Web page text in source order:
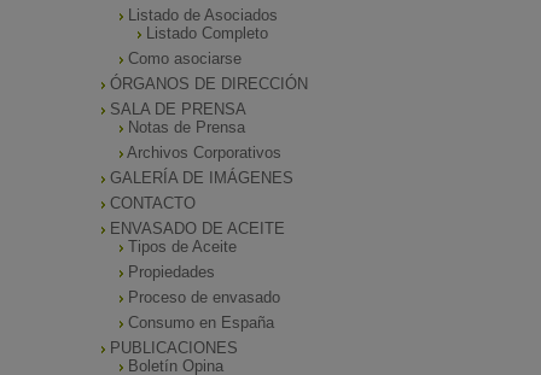
Listado de Asociados
Listado Completo
Como asociarse
ÓRGANOS DE DIRECCIÓN
SALA DE PRENSA
Notas de Prensa
Archivos Corporativos
GALERÍA DE IMÁGENES
CONTACTO
ENVASADO DE ACEITE
Tipos de Aceite
Propiedades
Proceso de envasado
Consumo en España
PUBLICACIONES
Boletín Opina